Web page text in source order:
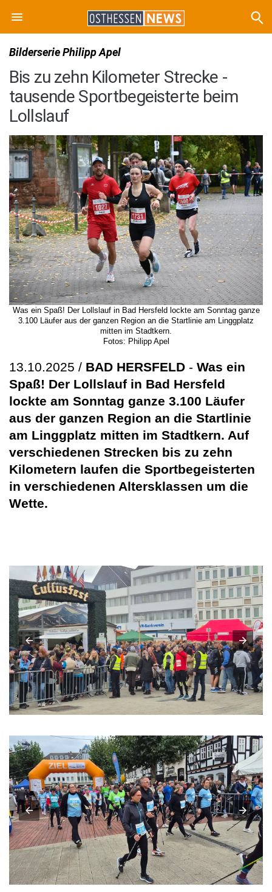
Bilderserie Philipp Apel
Bis zu zehn Kilometer Strecke -
tausende Sportbegeisterte beim
Lollslauf
Was ein Spaß! Der Lollslauf in Bad Hersfeld lockte am Sonntag ganze
3.100 Läufer aus der ganzen Region an die Startlinie am Linggplatz
mitten im Stadtkern.
Fotos: Philipp Apel
13.10.2025 / BAD HERSFELD - Was ein
Spaß! Der Lollslauf in Bad Hersfeld
lockte am Sonntag ganze 3.100 Läufer
aus der ganzen Region an die Startlinie
am Linggplatz mitten im Stadtkern. Auf
verschiedenen Strecken bis zu zehn
Kilometern laufen die Sportbegeisterten
in verschiedenen Altersklassen um die
Wette.